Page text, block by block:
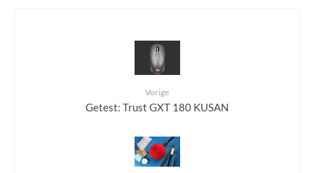
Vorige
Getest: Trust GXT 180 KUSAN